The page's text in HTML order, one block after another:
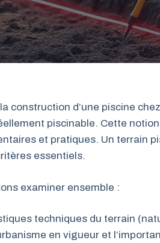
construction d’une piscine
piscinable. Cette
et pratiques. Un terrain
essentiels.
examiner ensemble :
techniques du terrain
en vigueur et